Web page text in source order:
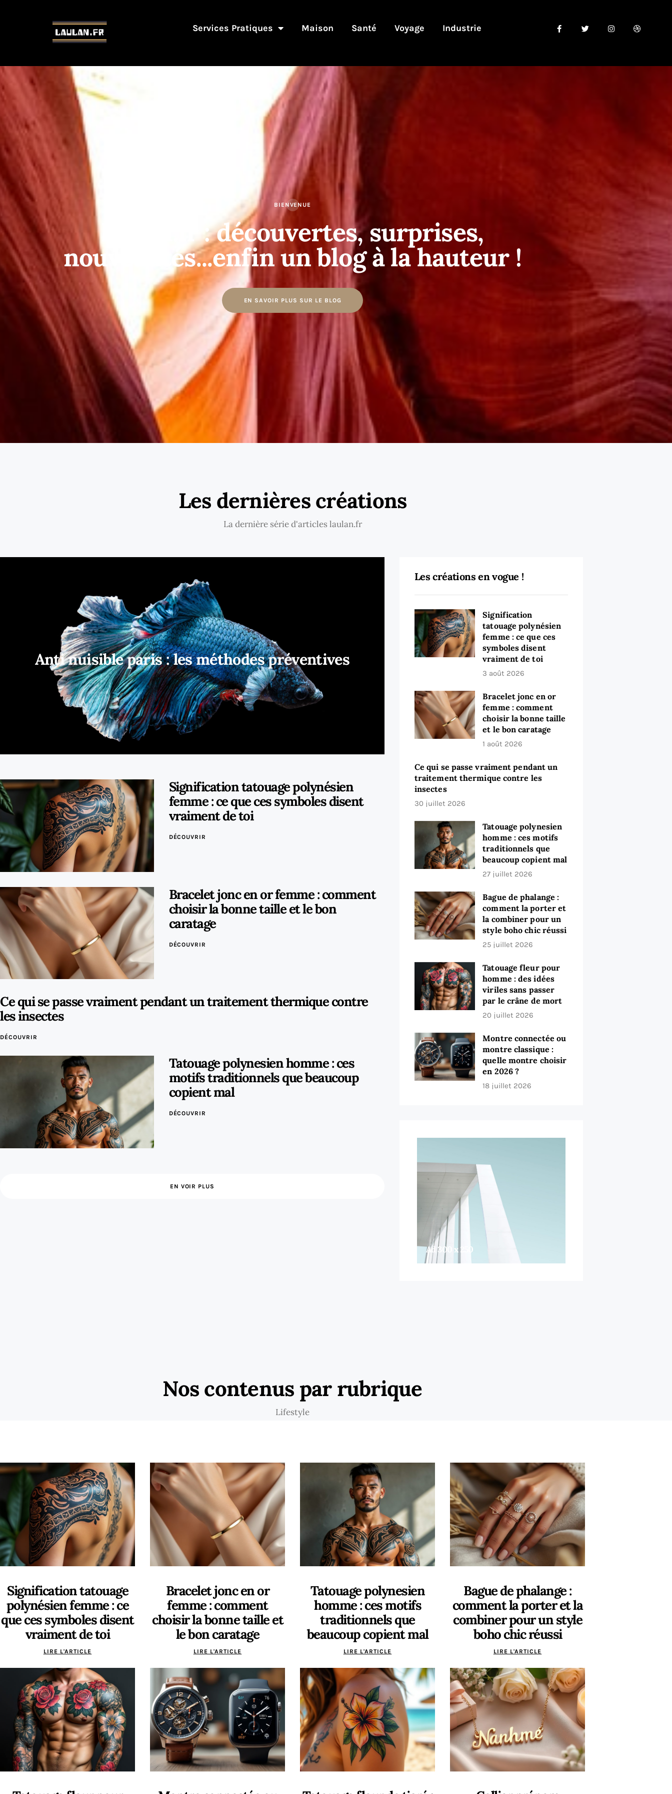
Services Pratiques Maison Santé Voyage Industrie
BIENVENUE
laulan.fr : découvertes, surprises,
nouveautés...enfin un blog à la hauteur !
EN SAVOIR PLUS SUR LE BLOG
Les dernières créations
La dernière série d'articles laulan.fr
Anti nuisible paris : les méthodes préventives
Signification tatouage polynésien
femme : ce que ces symboles disent
vraiment de toi
DÉCOUVRIR
Bracelet jonc en or femme : comment
choisir la bonne taille et le bon
caratage
DÉCOUVRIR
Ce qui se passe vraiment pendant un traitement thermique contre
les insectes
DÉCOUVRIR
Tatouage polynesien homme : ces
motifs traditionnels que beaucoup
copient mal
DÉCOUVRIR
EN VOIR PLUS
Les créations en vogue !
Signification
tatouage polynésien
femme : ce que ces
symboles disent
vraiment de toi
3 août 2026
Bracelet jonc en or
femme : comment
choisir la bonne taille
et le bon caratage
1 août 2026
Ce qui se passe vraiment pendant un
traitement thermique contre les
insectes
30 juillet 2026
Tatouage polynesien
homme : ces motifs
traditionnels que
beaucoup copient mal
27 juillet 2026
Bague de phalange :
comment la porter et
la combiner pour un
style boho chic réussi
25 juillet 2026
Tatouage fleur pour
homme : des idées
viriles sans passer
par le crâne de mort
20 juillet 2026
Montre connectée ou
montre classique :
quelle montre choisir
en 2026 ?
18 juillet 2026
Ad 300 x 250
Nos contenus par rubrique
Lifestyle
Signification tatouage
polynésien femme : ce
que ces symboles disent
vraiment de toi
LIRE L'ARTICLE
Bracelet jonc en or
femme : comment
choisir la bonne taille et
le bon caratage
LIRE L'ARTICLE
Tatouage polynesien
homme : ces motifs
traditionnels que
beaucoup copient mal
LIRE L'ARTICLE
Bague de phalange :
comment la porter et la
combiner pour un style
boho chic réussi
LIRE L'ARTICLE